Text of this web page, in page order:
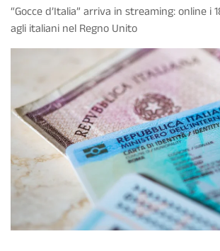
“Gocce d’Italia” arriva in streaming: online i
agli italiani nel Regno Unito